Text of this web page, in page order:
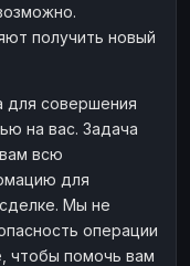
получить новый
для совершения
на вас. Задача
всю
для
Мы не
операции
чтобы помочь вам